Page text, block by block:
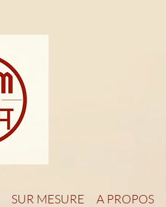
SUR MESURE A PROPOS